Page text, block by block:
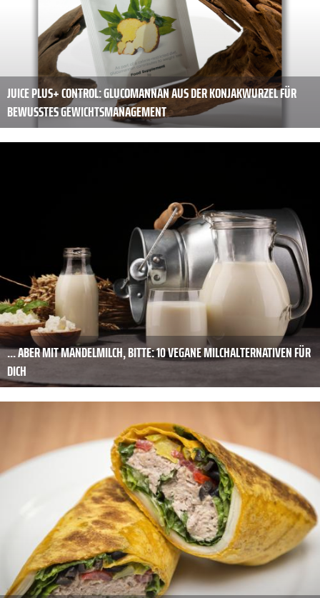
JUICE PLUS+ CONTROL: GLUCOMANNAN AUS DER KONJAKWURZEL FÜR
BEWUSSTES GEWICHTSMANAGEMENT
... ABER MIT MANDELMILCH, BITTE: 10 VEGANE MILCHALTERNATIVEN FÜR
DICH